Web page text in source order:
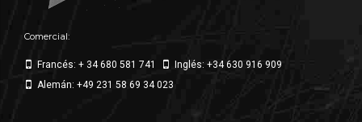
Comercial:
Francés: + 34 680 581 741
Inglés: +34 630 916 909
Alemán: +49 231 58 69 34 023